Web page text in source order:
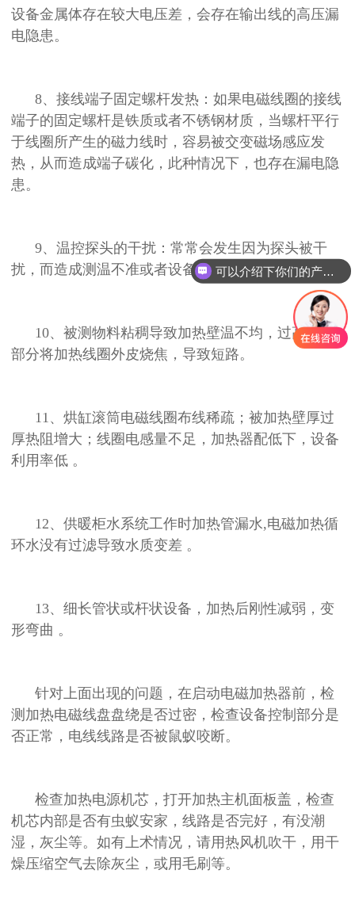
设备金属体存在较大电压差，会存在输出线的高压漏
电隐患。
8、接线端子固定螺杆发热：如果电磁线圈的接线
端子的固定螺杆是铁质或者不锈钢材质，当螺杆平行
于线圈所产生的磁力线时，容易被交变磁场感应发
热，从而造成端子碳化，此种情况下，也存在漏电隐
患。
9、温控探头的干扰：常常会发生因为探头被干
扰，而造成测温不准或者设备超温故障。
10、被测物料粘稠导致加热壁温不均，过高高温
部分将加热线圈外皮烧焦，导致短路。
11、烘缸滚筒电磁线圈布线稀疏；被加热壁厚过
厚热阻增大；线圈电感量不足，加热器配低下，设备
利用率低 。
12、供暖柜水系统工作时加热管漏水,电磁加热循
环水没有过滤导致水质变差 。
13、细长管状或杆状设备，加热后刚性减弱，变
形弯曲 。
针对上面出现的问题，在启动电磁加热器前，检
测加热电磁线盘盘绕是否过密，检查设备控制部分是
否正常，电线线路是否被鼠蚁咬断。
检查加热电源机芯，打开加热主机面板盖，检查
机芯内部是否有虫蚁安家，线路是否完好，有没潮
湿，灰尘等。如有上术情况，请用热风机吹干，用干
燥压缩空气去除灰尘，或用毛刷等。
可以介绍下你们的产品么？